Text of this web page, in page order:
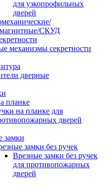
для узкопрофильных
дверей
СКУД
механизмы секретности
дверные
планке
на планке для
дверей
замки
замки без ручек
Врезные замки без ручек
для противопожарных
дверей